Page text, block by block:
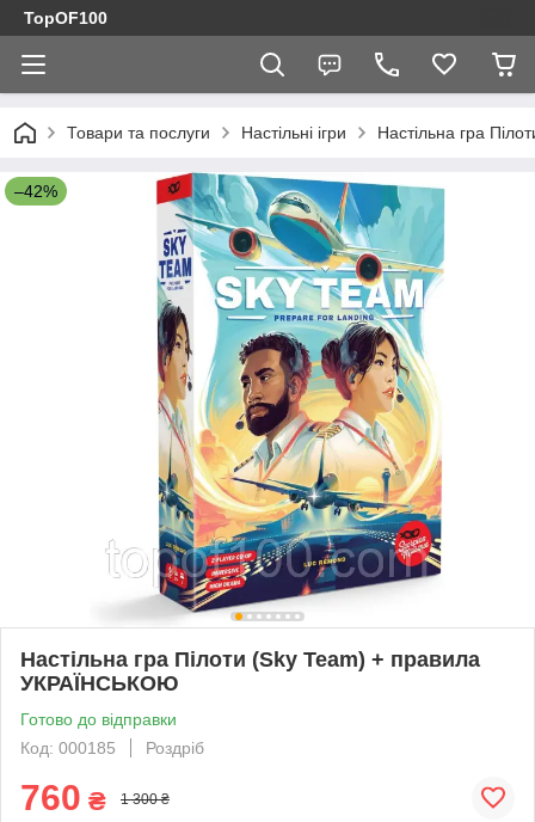
TopOF100
Товари та послуги Настільні ігри Настільна гра
–42%
Настільна гра Пілоти (Sky Team) + правила
УКРАЇНСЬКОЮ
Готово до відправки
Код: 000185
Роздріб
760 ₴ 1 300 ₴